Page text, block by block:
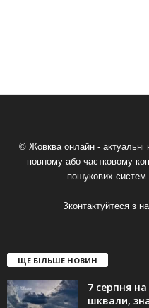
© Жовква онлайн - актуальні
повному або частковому
пошукових систем
Зконтактуйтеся з
ЩЕ БІЛЬШЕ НОВИН
7 серпня
шквали,